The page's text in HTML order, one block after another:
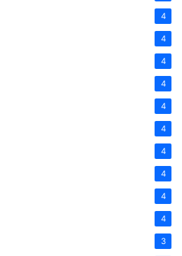
4
4
4
4
4
4
4
4
4
4
3